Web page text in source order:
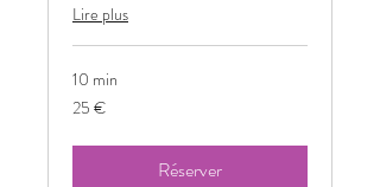
Lire plus
10 min
25
euros
25 €
Réserver